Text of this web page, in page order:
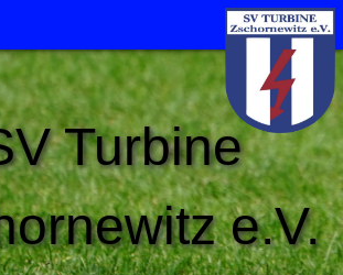
Turbine
e.V.